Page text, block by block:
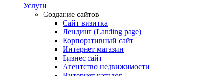
Услуги
Создание сайтов
Сайт визитка
Лендинг (Landing page)
Корпоративный сайт
Интернет магазин
Бизнес сайт
Агентство недвижимости